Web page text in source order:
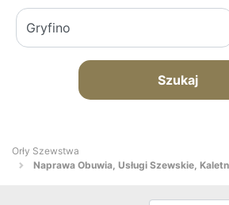
Szukaj
Orły Szewstwa
Naprawa Obuwia, Usługi Szewskie,